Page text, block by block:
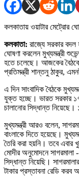
কলকাতায় ওয়াটার মেট্রোর
কলকাতা: রাজ্যে সরকার
ঘোষণা করলেন মুখ্যমন্ত্রী
হতে চলেছে। আজকের
প্রতিমন্ত্রী শান্তনু ঠাকুর,
এ দিন সাংবাদিক বৈঠকে
যুক্ত হচ্ছে। ভারত সরকার
চালানোর সিদ্ধান্ত
মুখ্যমন্ত্রী আরও বলেন,
বাংলাকে দিতে হয়েছে।
তৈরি করা হয়নি। তবে এবার
মোদীর অনুমোদনে
সিদ্ধান্ত নিয়েছি।
টাকার প্রস্তাবনা রেডি করব